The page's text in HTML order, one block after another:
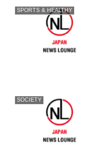
SPORTS & HEALTHY
SOCIETY